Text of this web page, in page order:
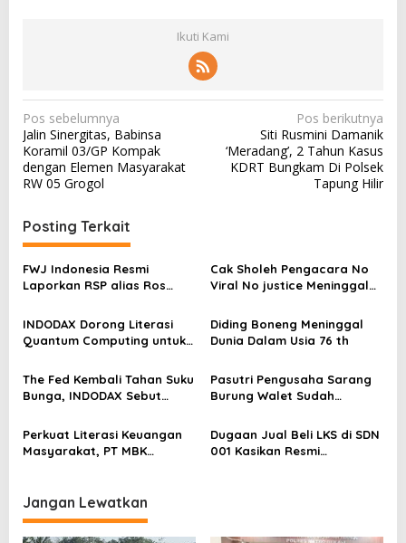
Ikuti Kami
N
a
v
i
g
a
s
i
p
o
s
Pos sebelumnya
Jalin Sinergitas, Babinsa
Koramil 03/GP Kompak
dengan Elemen Masyarakat
RW 05 Grogol
Pos berikutnya
Siti Rusmini Damanik
‘Meradang’, 2 Tahun Kasus
KDRT Bungkam Di Polsek
Tapung Hilir
Posting Terkait
FWJ Indonesia Resmi
Laporkan RSP alias Ros
Cak Sholeh Pengacara No
Viral No justice Meninggal
INDODAX Dorong Literasi
Quantum Computing untuk
Blockchain
Diding Boneng Meninggal
Dunia Dalam Usia 76 th
The Fed Kembali Tahan Suku
Bunga, INDODAX Sebut
Sentimen Pasar
Pasutri Pengusaha Sarang
Burung Walet Sudah
Pelapor Desak Polda Jambi
Segera Lakukan Penahanan
Perkuat Literasi Keuangan
Masyarakat, PT MBK
Dugaan Jual Beli LKS di SDN
001 Kasikan Resmi
Jangan Lewatkan